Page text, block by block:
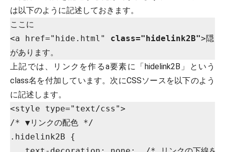
は以下のように記述しておきます。
ここに
<a href="hide.html" class="hidelink2B">隠
上記では、リンクを作るa要素に「hidelink2B」という
class名を付加しています。次にCSSソースを以下のよう
に記述します。
<style type="text/css">
/* ▼リンクの配色 */
.hidelink2B {